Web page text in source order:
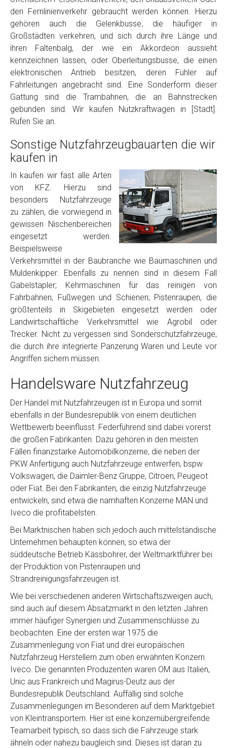
den Fernlinienverkehr gebraucht werden können. Hierzu
gehören auch die Gelenkbusse, die häufiger in
Großstädten verkehren, und sich durch ihre Länge und
ihren Faltenbalg, der wie ein Akkordeon aussieht
kennzeichnen lassen, oder Oberleitungsbusse, die einen
elektronischen Antrieb besitzen, deren Fühler auf
Fahrleitungen angebracht sind. Eine Sonderform dieser
Gattung sind die Trambahnen, die an Bahnstrecken
gebunden sind. Wir kaufen Nutzkraftwagen in [Stadt].
Rufen Sie an.
Sonstige Nutzfahrzeugbauarten die wir
kaufen in
In kaufen wir fast alle Arten
von KFZ. Hierzu sind
besonders Nutzfahrzeuge
zu zählen, die vorwiegend in
gewissen Nischenbereichen
eingesetzt werden.
Beispielsweise
Verkehrsmittel in der Baubranche wie Baumaschinen und
Muldenkipper. Ebenfalls zu nennen sind in diesem Fall
Gabelstapler; Kehrmaschinen für das reinigen von
Fahrbahnen, Fußwegen und Schienen; Pistenraupen, die
größtenteils in Skigebieten eingesetzt werden oder
Landwirtschaftliche Verkehrsmittel wie Agrobil oder
Trecker. Nicht zu vergessen sind Sonderschutzfahrzeuge,
die durch ihre integrierte Panzerung Waren und Leute vor
Angriffen sichern müssen.
Handelsware Nutzfahrzeug
Der Handel mit Nutzfahrzeugen ist in Europa und somit
ebenfalls in der Bundesrepublik von einem deutlichen
Wettbewerb beeinflusst. Federführend sind dabei vorerst
die großen Fabrikanten. Dazu gehören in den meisten
Fällen finanzstarke Automobilkonzerne, die neben der
PKW Anfertigung auch Nutzfahrzeuge entwerfen, bspw
Volkswagen, die Daimler-Benz Gruppe, Citroen, Peugeot
oder Fiat. Bei den Fabrikanten, die einzig Nutzfahrzeuge
entwickeln, sind etwa die namhaften Konzerne MAN und
Iveco die profitabelsten.
Bei Marktnischen haben sich jedoch auch mittelständische
Unternehmen behaupten können, so etwa der
süddeutsche Betrieb Kässbohrer, der Weltmarktführer bei
der Produktion von Pistenraupen und
Strandreinigungsfahrzeugen ist.
Wie bei verschiedenen anderen Wirtschaftszweigen auch,
sind auch auf diesem Absatzmarkt in den letzten Jahren
immer häufiger Synergien und Zusammenschlüsse zu
beobachten. Eine der ersten war 1975 die
Zusammenlegung von Fiat und drei europäischen
Nutzfahrzeug Herstellern zum oben erwähnten Konzern
Iveco. Die genannten Produzenten waren OM aus Italien,
Unic aus Frankreich und Magirus-Deutz aus der
Bundesrepublik Deutschland. Auffällig sind solche
Zusammenlegungen im Besonderen auf dem Marktgebiet
von Kleintransportern. Hier ist eine konzernübergreifende
Teamarbeit typisch, so dass sich die Fahrzeuge stark
ähneln oder nahezu baugleich sind. Dieses ist daran zu